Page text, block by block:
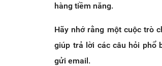
hàng tiềm năng.
Hãy nhớ rằng một cuộc trò
giúp trả lời các câu hỏi phổ
gửi email.